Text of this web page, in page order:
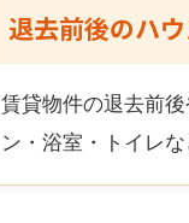
退去前後のハ
賃貸物件の退去前
ン・浴室・トイレ